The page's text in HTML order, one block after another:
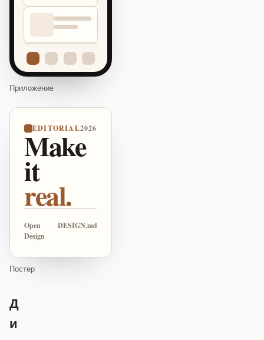
Приложение
EDITORIAL2026
Make
it
real.
Open
Design
DESIGN.md
Постер
Д
и